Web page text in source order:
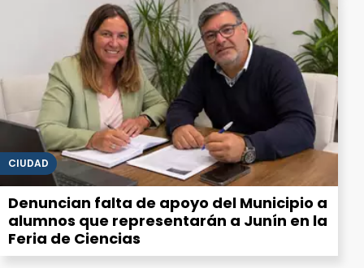
CIUDAD
Denuncian falta de apoyo del Municipio a
alumnos que representarán a Junín en la
Feria de Ciencias